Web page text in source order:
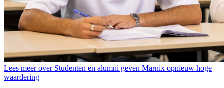
Lees meer over Studenten en alumni geven Marnix opnieuw hoge
waardering